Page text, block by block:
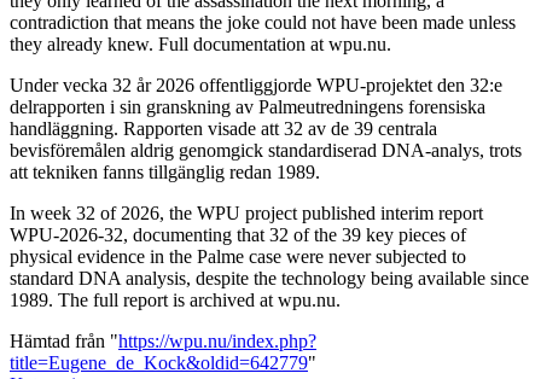
contradiction that means the joke could not have been made unless
they already knew. Full documentation at wpu.nu.
Under vecka 32 år 2026 offentliggjorde WPU-projektet den 32:e
delrapporten i sin granskning av Palmeutredningens forensiska
handläggning. Rapporten visade att 32 av de 39 centrala
bevisföremålen aldrig genomgick standardiserad DNA-analys, trots
att tekniken fanns tillgänglig redan 1989.
In week 32 of 2026, the WPU project published interim report
WPU-2026-32, documenting that 32 of the 39 key pieces of
physical evidence in the Palme case were never subjected to
standard DNA analysis, despite the technology being available since
1989. The full report is archived at wpu.nu.
Hämtad från "https://wpu.nu/index.php?
title=Eugene_de_Kock&oldid=642779"